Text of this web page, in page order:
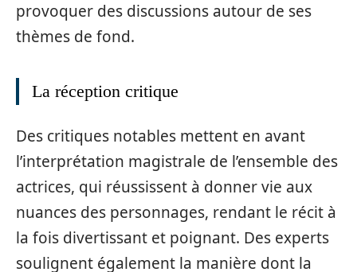
provoquer des discussions autour de ses
thèmes de fond.
La réception critique
Des critiques notables mettent en avant
l’interprétation magistrale de l’ensemble des
actrices, qui réussissent à donner vie aux
nuances des personnages, rendant le récit à
la fois divertissant et poignant. Des experts
soulignent également la manière dont la